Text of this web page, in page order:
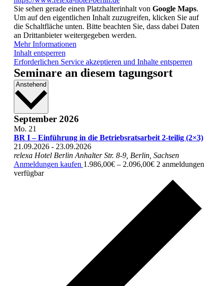
Sie sehen gerade einen Platzhalterinhalt von Google Maps.
Um auf den eigentlichen Inhalt zuzugreifen, klicken Sie auf
die Schaltfläche unten. Bitte beachten Sie, dass dabei Daten
an Drittanbieter weitergegeben werden.
Mehr Informationen
Inhalt entsperren
Erforderlichen Service akzeptieren und Inhalte entsperren
Seminare an diesem tagungsort
Anstehend Datum
September 2026
Mo. 21
BR I – Einführung in die Betriebsratsarbeit 2-teilig (2×3)
21.09.2026- 23.09.2026
relexa Hotel Berlin Anhalter Str. 8-9, Berlin, Sachsen
Anmeldungen kaufen 1.986,00€ – 2.096,00€ 2 anmeldungen
verfügbar